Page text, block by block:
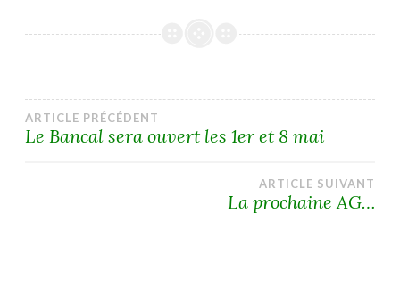
Navigation
l’article
ARTICLE PRÉCÉDENT
Le Bancal sera ouvert les 1er et 8 mai
ARTICLE SUIVANT
La prochaine AG…